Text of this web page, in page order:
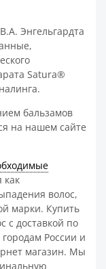
Энгельгардта
Satura®
бальзамов
на нашем сайте
как
волос,
марки. Купить
с доставкой по
России и
магазин. Мы